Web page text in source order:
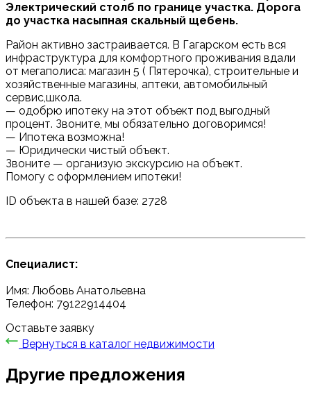
Электрический столб по границе участка. Дорога
до участка насыпная скальный щебень.
Район активно застраивается. В Гагарском есть вся
инфраструктура для комфортного проживания вдали
от мегаполиса: магазин 5 ( Пятерочка), строительные и
хозяйственные магазины, аптеки, автомобильный
сервис,школа.
— одобрю ипотеку на этот объект под выгодный
процент. Звоните, мы обязательно договоримся!
— Ипотека возможна!
— Юридически чистый объект.
Звоните — организую экскурсию на объект.
Помогу с оформлением ипотеки!
ID объекта в нашей базе: 2728
Специалист:
Имя: Любовь Анатольевна
Телефон: 79122914404
Оставьте заявку
Вернуться в каталог недвижимости
Другие предложения